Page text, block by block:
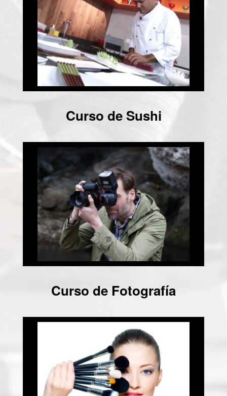
Curso de Sushi
Curso de Fotografía